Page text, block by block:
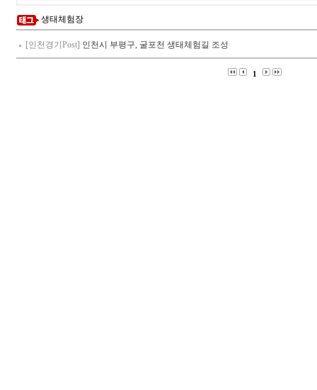
생태체험장
[인천경기Post] 인천시 부평구, 굴포천 생태체험길 조성
1